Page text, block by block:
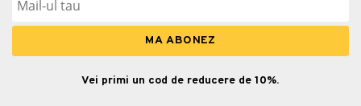
Vei primi un cod de reducere de 10%.